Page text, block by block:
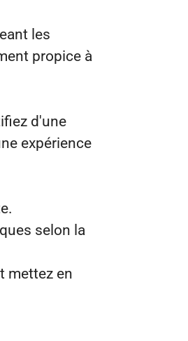
les
propice à
d'une
expérience
selon la
mettez en